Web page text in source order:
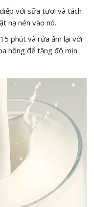
với sữa tươi và tách
nạ nén vào nó.
phút và rửa ấm lại với
hồng để tăng độ mịn